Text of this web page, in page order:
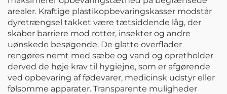
arealer. Kraftige plastikopbevaringskasser modstår
dyretrængsel takket være tætsiddende låg, der
skaber barriere mod rotter, insekter og andre
uønskede besøgende. De glatte overflader
rengøres nemt med sæbe og vand og opretholder
derved de høje krav til hygiejne, som er afgørende
ved opbevaring af fødevarer, medicinsk udstyr eller
følsomme apparater. Transparente muligheder